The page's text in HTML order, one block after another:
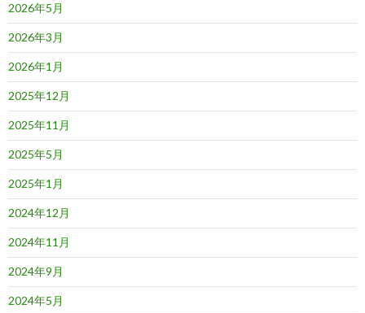
2026年5月
2026年3月
2026年1月
2025年12月
2025年11月
2025年5月
2025年1月
2024年12月
2024年11月
2024年9月
2024年5月